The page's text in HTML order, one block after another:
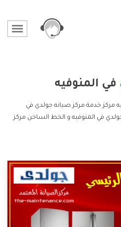
في المنوفيه
مركز خدمة مركز صيانه جولدي في
في المنوفيه و الخط الساخن مركز